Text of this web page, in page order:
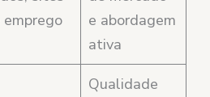
emprego
e abordagem
ativa
Qualidade